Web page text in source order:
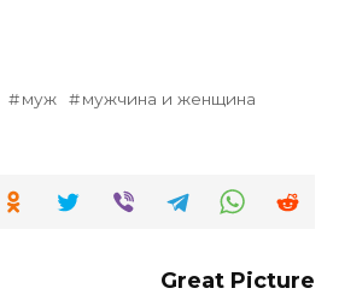
муж
мужчина и женщина
Great Picture